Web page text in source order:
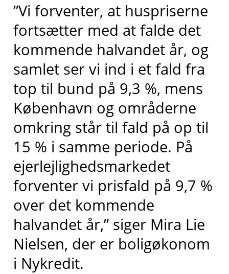
”Vi forventer, at huspriserne
fortsætter med at falde det
kommende halvandet år, og
samlet ser vi ind i et fald fra
top til bund på 9,3 %, mens
København og områderne
omkring står til fald på op til
15 % i samme periode. På
ejerlejlighedsmarkedet
forventer vi prisfald på 9,7 %
over det kommende
halvandet år,” siger Mira Lie
Nielsen, der er boligøkonom
i Nykredit.